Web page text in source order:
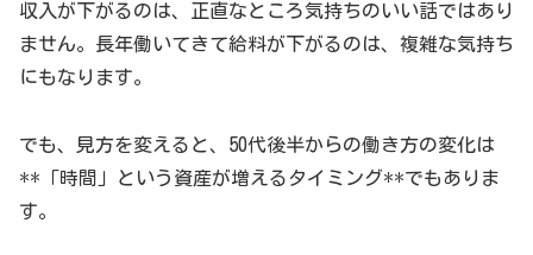
収入が下がるのは、正直なところ気持ちのいい話ではあり
ません。長年働いてきて給料が下がるのは、複雑な気持ち
にもなります。
でも、見方を変えると、50代後半からの働き方の変化は
**「時間」という資産が増えるタイミング**でもありま
す。